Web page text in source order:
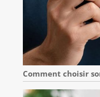
Comment choisir